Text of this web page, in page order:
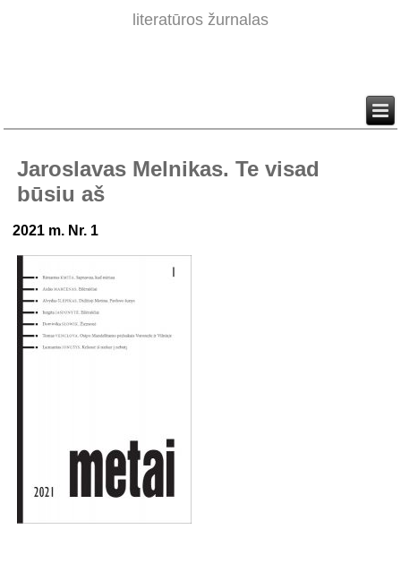
literatūros žurnalas
Jaroslavas Melnikas. Te visad
būsiu aš
2021 m. Nr. 1